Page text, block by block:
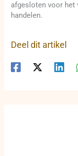
afgesloten voor het
handelen.
Deel dit artikel